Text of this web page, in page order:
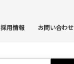
採用情報 お問い合わせ